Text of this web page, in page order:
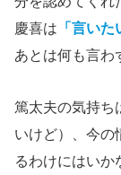
慶喜は 「言い
あとは何も言わ
篤太夫の気持ち
いけど）、今の
るわけにはいか